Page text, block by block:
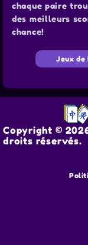
chaque paire
des meilleurs
chance!
Jeux de
Copyright © 2026
droits réservés.